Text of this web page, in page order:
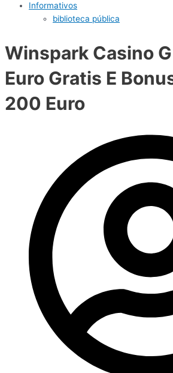
Informativos
biblioteca pública
Winspark Casino
Euro Gratis E
200 Euro